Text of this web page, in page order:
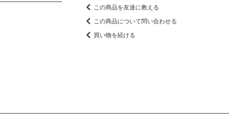
この商品を友達に教える
この商品について問い合わせる
買い物を続ける